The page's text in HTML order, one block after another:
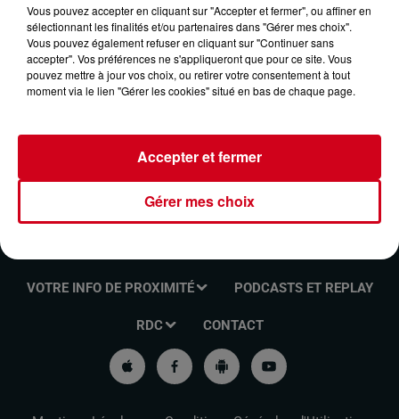
20 mars 2024 - 14 min 44 sec
LES RENDEZ-VOUS DE L'INFO DU 20/03/2024
Les rendez-vous de l'info
VOTRE INFO DE PROXIMITÉ PODCASTS ET REPLAY
RDC CONTACT
Vous pouvez accepter en cliquant sur "Accepter et fermer", ou affiner en
sélectionnant les finalités et/ou partenaires dans "Gérer mes choix".
Vous pouvez également refuser en cliquant sur "Continuer sans
accepter". Vos préférences ne s'appliqueront que pour ce site. Vous
pouvez mettre à jour vos choix, ou retirer votre consentement à tout
moment via le lien "Gérer les cookies" situé en bas de chaque page.
Gérer mes choix
Accepter et fermer